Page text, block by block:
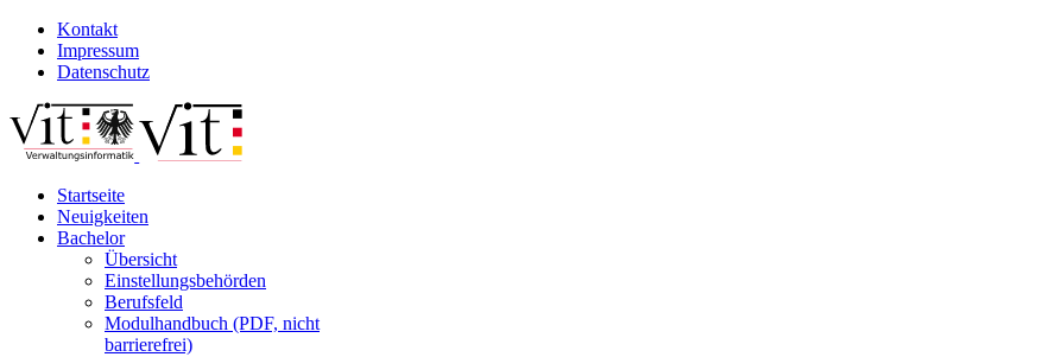
Kontakt
Impressum
Datenschutz
Startseite
Neuigkeiten
Bachelor
Übersicht
Einstellungsbehörden
Berufsfeld
Modulhandbuch (PDF, nicht
barrierefrei)